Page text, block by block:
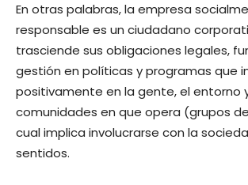
En otras palabras, la empresa
responsable es un ciudadano
trasciende sus obligaciones legales,
gestión en políticas y programas que
positivamente en la gente, el entorno
comunidades en que opera (grupos
cual implica involucrarse con la
sentidos.